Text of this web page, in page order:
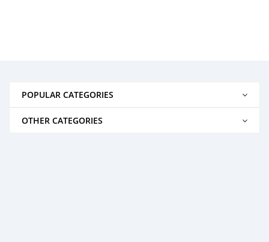
POPULAR CATEGORIES
OTHER CATEGORIES